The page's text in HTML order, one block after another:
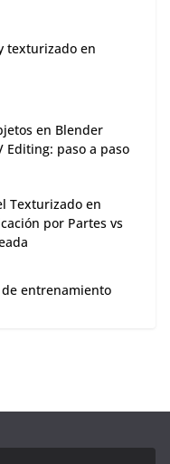
texturizado en
en Blender
Editing: paso a paso
Texturizado en
por Partes vs
entrenamiento